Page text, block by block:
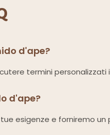
d'ape?
termini
d'ape?
esigenze e forniremo